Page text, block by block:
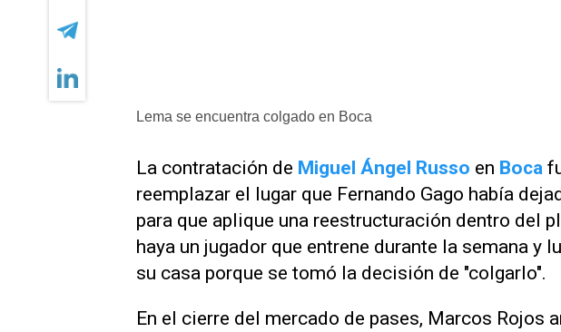
Lema se encuentra colgado en Boca
La contratación de Miguel Ángel Russo en Boca
reemplazar el lugar que Fernando Gago había
para que aplique una reestructuración dentro del
haya un jugador que entrene durante la semana y
su casa porque se tomó la decisión de "colgarlo".
En el cierre del mercado de pases, Marcos Rojos